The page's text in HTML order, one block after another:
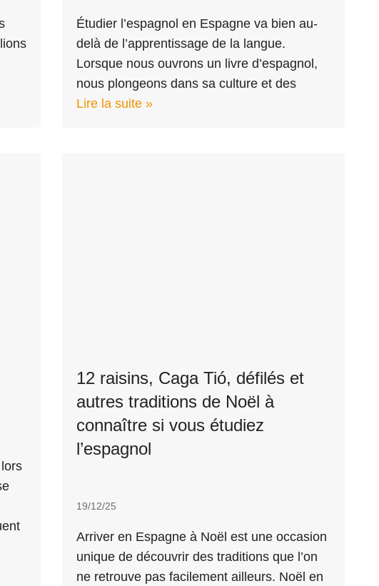
Étudier l’espagnol en Espagne va bien au-
delà de l’apprentissage de la langue.
Lorsque nous ouvrons un livre d’espagnol,
nous plongeons dans sa culture et des
Lire la suite »
12 raisins, Caga Tió, défilés et
autres traditions de Noël à
connaître si vous étudiez
l’espagnol
19/12/25
Arriver en Espagne à Noël est une occasion
unique de découvrir des traditions que l’on
ne retrouve pas facilement ailleurs. Noël en